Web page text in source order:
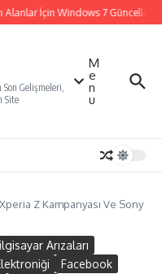
İçin Windows 7 Güncelleme
Gelişmeleri,
Site
M
e
n
u
Z Kampanyası Ve Sony
Arızaları
Facebook